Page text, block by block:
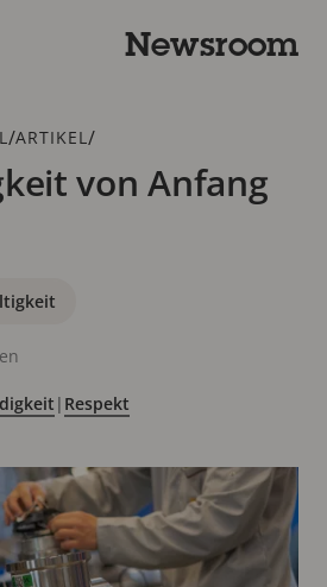
Newsroom
/ARTIKEL /
von Anfang
| Respekt